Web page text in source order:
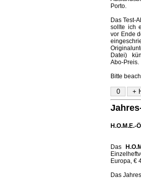
Porto.
Das Test-
sollte ich
vor Ende
Datei)
Abo-Preis.
Bitte
H.O.M.E.-
Das
Europa, €
Das